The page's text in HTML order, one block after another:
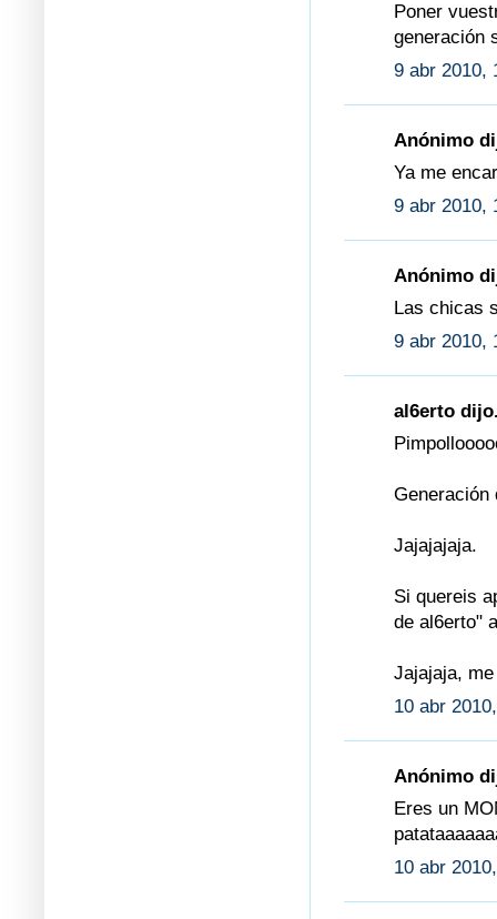
Poner
generación
9 abr 2010,
Anónimo
Ya me
9 abr 2010,
Anónimo
Las chicas
9 abr 2010,
al6erto
Generación
Jajajajaja.
Si quereis
de al6erto"
Jajajaja,
10 abr
Anónimo
Eres un
10 abr